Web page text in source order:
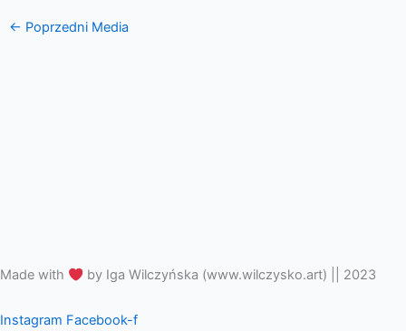
← Poprzedni Media
Made with by Iga Wilczyńska (www.wilczysko.art) || 2023
Instagram Facebook-f